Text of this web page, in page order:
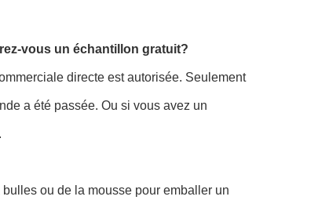
vous un échantillon gratuit?
directe est autorisée. Seulement
a été passée. Ou si vous avez un
ou de la mousse pour emballer un